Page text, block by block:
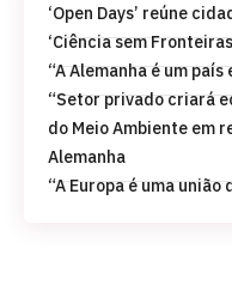
‘Open Days’ reúne
‘Ciência sem
“A Alemanha é um
“Setor privado criará
do Meio Ambiente em
Alemanha
“A Europa é uma união